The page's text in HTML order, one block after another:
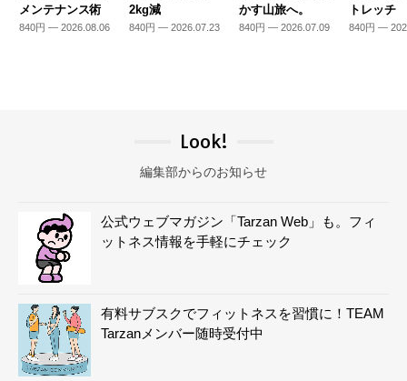
メンテナンス術
840円 — 2026.08.06
2kg減
840円 — 2026.07.23
かす山旅へ。
840円 — 2026.07.09
トレッチ
840円 —
Look!
編集部からのお知らせ
公式ウェブマガジン「Tarzan Web」も。フィ
ットネス情報を手軽にチェック
有料サブスクでフィットネスを習慣に！TEAM
Tarzanメンバー随時受付中